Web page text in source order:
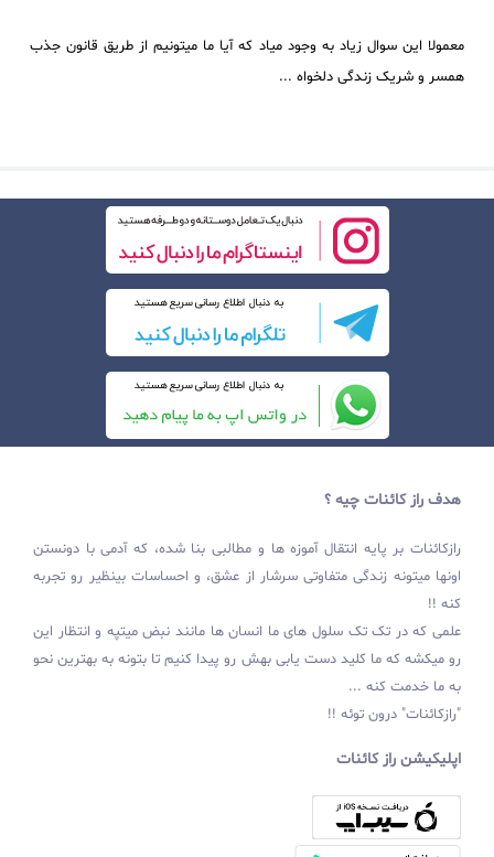
معمولا این سوال زیاد به وجود میاد که آیا ما میتونیم از طریق قانون جذب
همسر و شریک زندگی دلخواه ...
هدف راز کائنات چیه ؟
رازکائنات بر پایه انتقال آموزه ها و مطالبی بنا شده، که آدمی با دونستن
اونها میتونه زندگی متفاوتی سرشار از عشق، و احساسات بینظیر رو تجربه
کنه !!
علمی که در تک تک سلول های ما انسان ها مانند نبض میتپه و انتظار این
رو میکشه که ما کلید دست یابی بهش رو پیدا کنیم تا بتونه به بهترین نحو
به ما خدمت کنه ...
"رازکائنات" درون توئه !!
اپلیکیشن راز کائنات